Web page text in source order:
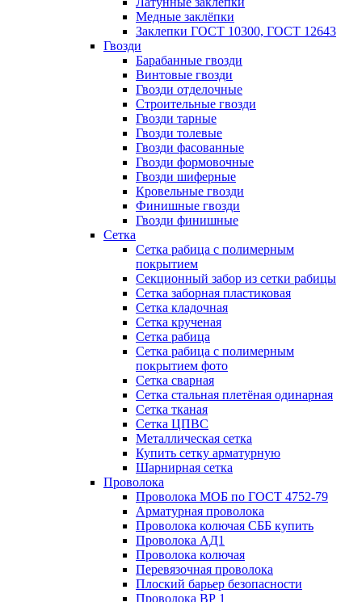
Медные заклёпки
Заклепки ГОСТ 10300, ГОСТ 12643
Гвозди
Барабанные гвозди
Винтовые гвозди
Гвозди отделочные
Строительные гвозди
Гвозди тарные
Гвозди толевые
Гвозди фасованные
Гвозди формовочные
Гвозди шиферные
Кровельные гвозди
Финишные гвозди
Гвозди финишные
Сетка
Сетка рабица с полимерным
покрытием
Секционный забор из сетки рабицы
Сетка заборная пластиковая
Сетка кладочная
Сетка крученая
Сетка рабица
Сетка рабица с полимерным
покрытием фото
Сетка сварная
Сетка стальная плетёная одинарная
Сетка тканая
Сетка ЦПВС
Металлическая сетка
Купить сетку арматурную
Шарнирная сетка
Проволока
Проволока МОБ по ГОСТ 4752-79
Арматурная проволока
Проволока колючая СББ купить
Проволока АД1
Проволока колючая
Перевязочная проволока
Плоский барьер безопасности
Проволока ВР 1